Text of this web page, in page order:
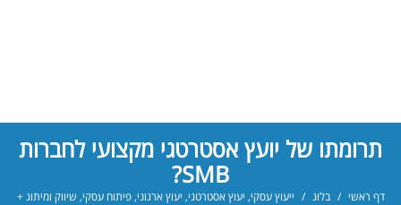
תרומתו של יועץ אסטרטגי מקצועי לחברות
SMB?
דף ראשי / בלוג / ייעוץ עסקי, יעוץ אסטרטגי, יעוץ ארגוני,פיתוח עסקי, שיווק ומיתוג +